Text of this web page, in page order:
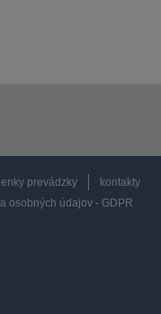
prevádzky
kontakty
osobných údajov - GDPR